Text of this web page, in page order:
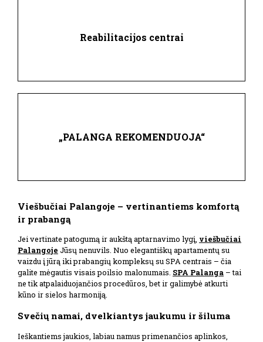
Reabilitacijos centrai
„PALANGA REKOMENDUOJA“
Viešbučiai Palangoje – vertinantiems komfortą
ir prabangą
Jei vertinate patogumą ir aukštą aptarnavimo lygį, viešbučiai
Palangoje Jūsų nenuvils. Nuo elegantiškų apartamentų su
vaizdu į jūrą iki prabangių kompleksų su SPA centrais – čia
galite mėgautis visais poilsio malonumais. SPA Palanga – tai
ne tik atpalaiduojančios procedūros, bet ir galimybė atkurti
kūno ir sielos harmoniją.
Svečių namai, dvelkiantys jaukumu ir šiluma
Ieškantiems jaukios, labiau namus primenančios aplinkos,